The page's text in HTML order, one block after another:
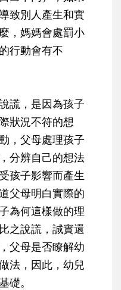
致別人產生和實
，媽媽會處罰小
行動會有不
謊，是因為孩子
狀況不符的想
，父母處理孩子
分辨自己的想法
孩子影響而產生
父母明白實際的
為何這樣做的理
之說謊，誠實還
父母是否瞭解幼
法，因此，幼兒
礎。